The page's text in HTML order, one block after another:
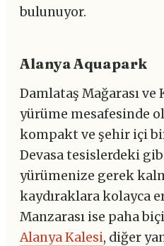
bulunuyor.
Alanya Aquapark
Damlataş Mağarası ve
yürüme mesafesinde
kompakt ve şehir içi
Devasa tesislerdeki
yürümenize gerek
kaydıraklara kolayca
Manzarası ise paha
Alanya Kalesi, diğer